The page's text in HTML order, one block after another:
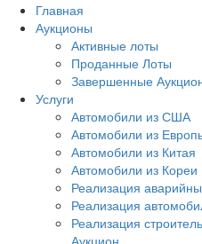
Главная
Аукционы
Активные лоты
Проданные Лоты
Завершенные
Услуги
Автомобили из США
Автомобили из
Автомобили из Китая
Автомобили из Кореи
Реализация
Реализация
Реализация
Аукцион